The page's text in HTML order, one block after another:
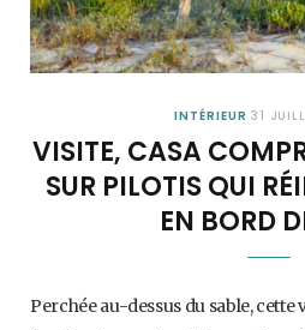
INTÉRIEUR 31
VISITE, CASA
SUR PILOTIS QUI
EN BORD
Perchée au-dessus du sable,